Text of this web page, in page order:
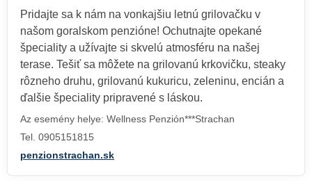
Pridajte sa k nám na vonkajšiu letnú grilovačku v
našom goralskom penzióne! Ochutnajte opekané
špeciality a užívajte si skvelú atmosféru na našej
terase. Tešiť sa môžete na grilovanú krkovičku, steaky
rôzneho druhu, grilovanú kukuricu, zeleninu, encián a
ďalšie špeciality pripravené s láskou.
Az esemény helye: Wellness Penzión***Strachan
Tel. 0905151815
penzionstrachan.sk